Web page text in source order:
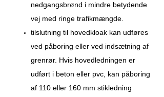
nedgangsbrønd i mindre betydende
vej med ringe trafikmængde.
tilslutning til hovedkloak kan udføres
ved påboring eller ved indsætning af
grenrør. Hvis hovedledningen er
udført i beton eller pvc, kan påboring
af 110 eller 160 mm stikledning